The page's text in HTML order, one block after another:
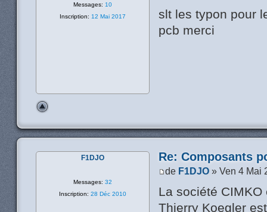
slt les typon pour
pcb merci
Messages: 10
Inscription: 12 Mai 2017
Re: Composants
de F1DJO » Ven 4 Mai
La société
Thierry Koegler
F1DJO
Messages: 32
Inscription: 28 Déc 2010